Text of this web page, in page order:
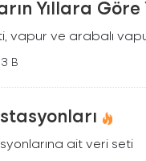
Yıllara Göre
vapur ve arabalı
B
ait veri seti